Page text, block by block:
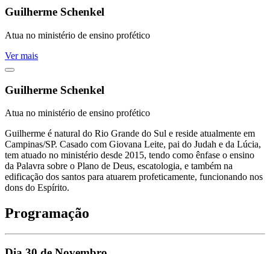
Guilherme Schenkel
Atua no ministério de ensino profético
Ver mais
Guilherme Schenkel
Atua no ministério de ensino profético
Guilherme é natural do Rio Grande do Sul e reside atualmente em
Campinas/SP. Casado com Giovana Leite, pai do Judah e da Lúcia,
tem atuado no ministério desde 2015, tendo como ênfase o ensino
da Palavra sobre o Plano de Deus, escatologia, e também na
edificação dos santos para atuarem profeticamente, funcionando nos
dons do Espírito.
Programação